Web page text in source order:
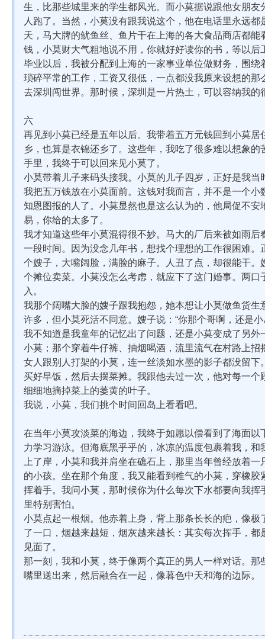
生，比那些城里来的学生都风光。而小莫据说跟他女朋
人跑了。当然，小莫没有跟我说这个，他在电话里永远
天，马大牌的鱿鱼丝、鱼片干在上海的各大食品商店都
钱，小莫财大气粗地说不用，你就好好读你的书，等以后
毕业以后，我被分配到上海的一家事业单位做财务，围
琐碎平常的工作，工资又很低，一点都没我原来设想的
去深圳闯世界。那时候，深圳是一片热土，可以容纳我的
六
再见到小莫已经是五年以后。我带着五万元钱回到小莫
乡，也算是衣锦还乡了。这些年，我吃了很多难以想象
手里，我终于可以回来见小莫了。
小莫带着儿子来码头接我。小莫的儿子四岁，正好是我当
我把五万钱放在小莫面前。这钱对我而言，并不是一个
知恩图报的人了。小莫显然也是这么认为的，他局促不
易，你给的太多了。
我才知道这些年小莫混得很不妙。马大的厂后来被如雨
一段时间。因为没念几年书，想找个理想的工作很困难
个嫂子，大嘴阔脸，满脸的麻子。人丑了点，却很能干
个摊位卖菜。小莫没怎么考虑，就应下了这门婚事。两
入。
我那个阔嘴大脸的嫂子跟我抱怨，她本想让小莫做鱼货
许多，但小莫死活不同意。嫂子说：“你那个哥啊，还是
我不知道是我童年的记忆出了问题，还是小莫变成了另
小莫；那个穿着牛仔裤、抽烟喝酒，流里流气在村路上
女人跟别人打架的小莫，连一丝淡如水墨的影子都没留
买好早饭，然后去摆菜摊。我跟他去过一次，他对每一
细细地摘掉菜上的萎黄的叶子。
我说，小莫，我们挑个时间回岛上看看吧。
在当年小莫攻淡菜的海边，我终于如愿以偿看到了海面
力学习游泳。但海底黑乎乎的，冰凉的温度包裹着我，
上了岸，小莫和我并肩坐在礁石上，那里当年曾经放着
的小孩。坐在那个角度，我又能看到稚气的小莫，穿橡
挥着手。我问小莫，那时候你为什么每次下水都要向我
里特别害怕。
小莫点起一根烟。他赤着上身，背上那条长长的疤，像
了一口，烟越来越短，烟灰越来越长：其实每次挥手，
见面了。
那一刻，我和小莫，终于像两个真正的男人一样对话。
嘴里送出来，然后融合在一起，像暮色中天和海的边际。